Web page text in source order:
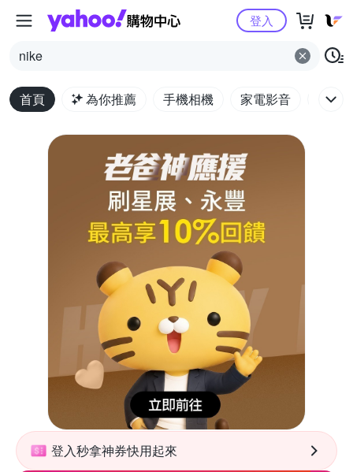
Yahoo購物中心
nike
登入
首頁 為你推薦 手機相機 家電影音 電腦
登入秒拿神券快用起來